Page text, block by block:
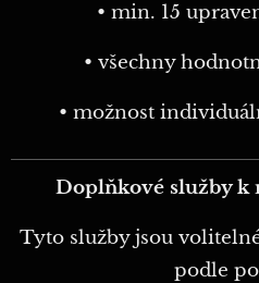
• min. 15
• všechny
• možnost
Doplňkové služby
Tyto služby jsou
podle